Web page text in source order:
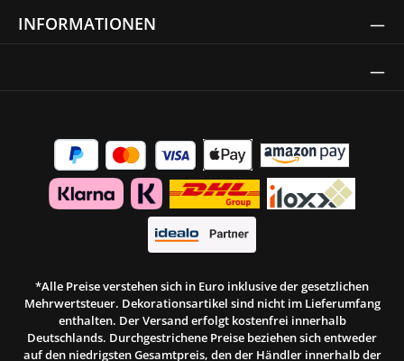
INFORMATIONEN
*Alle Preise verstehen sich in Euro inklusive der gesetzlichen
Mehrwertsteuer. Dekorationsartikel sind nicht im Lieferumfang
enthalten. Der Versand erfolgt kostenfrei innerhalb
Deutschlands. Durchgestrichene Preise beziehen sich entweder
auf den niedrigsten Gesamtpreis, den der Händler innerhalb der